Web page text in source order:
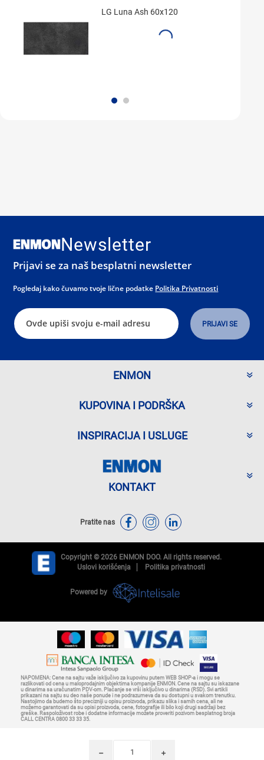
i
h
LG Luna Ash 60x120
Newsletter
Prijavi se za naš besplatni newsletter
Pogledaj kako čuvamo tvoje lične podatke Politika Privatnosti
ENMON
KUPOVINA I PODRŠKA
INSPIRACIJA I USLUGE
KONTAKT
Pratite nas
Copyright © 2026 ENMON DOO. All rights reserved.
Uslovi korišćenja
Politika privatnosti
Powered by
NAPOMENA: Cene na sajtu važe isključivo za kupovinu putem WEB SHOP-a i mogu se
razlikovati od cena u maloprodajnim objektima kompanije ENMON. Cene na sajtu su iskazane
u dinarima sa uračunatim PDV-om. Plaćanje se vrši isključivo u dinarima (RSD). Svi artikli
prikazani na sajtu su deo naše ponude i ne podrazumeva da su dostupni u svakom trenutku.
Nastojimo da budemo što precizniji u opisu proizvoda, prikazu slika i samih cena, ali ne
možemo garantovati da su opisi proizvoda, cene, fotografije ili bilo koji drugi sadržaji bez
greške. Raspoloživost robe i dodatne informacije možete proveriti pozivom besplatnog broja
CALL CENTRA 0800 33 33 35.